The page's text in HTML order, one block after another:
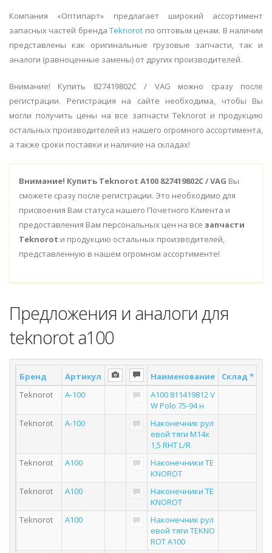
Компания «Оптипарт» предлагает широкий ассортимент
запасных частей брендаTeknorot по оптовым ценам. В наличии
представлены как оригинальные грузовые запчасти, так и
аналоги (равноценные замены) от других производителей.
Внимание! Купить 827419802C / VAG можно сразу после
регистрации. Регистрация на сайте необходима, чтобы Вы
могли получить цены на все запчасти Teknorot и продукцию
остальных производителей из нашего огромного ассортимента,
а также сроки поставки и наличие на складах!
Внимание! Купить Teknorot A100 827419802C / VAG Вы
сможете сразу после регистрации. Это необходимо для
присвоения Вам статуса нашего Почетного Клиента и
предоставления Вам персональных цен на все запчасти
Teknorot и продукцию остальных производителей,
представленную в нашем огромном ассортименте!
Предложения и аналоги для
teknorot a100
Бренд Артикул Наименование Склад *
Teknorot
A-100
A100 811419812 V
W Polo 75-94 н
Teknorot
A-100
Наконечник рул
евой тяги M14x
1,5 RHT L/R
Teknorot
A100
Наконечники TE
KNOROT
Teknorot
A100
Наконечники TE
KNOROT
Teknorot
A100
Наконечник рул
евой тяги TEKNO
ROT A100